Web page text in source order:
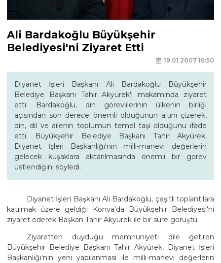
Ali Bardakoğlu Büyükşehir
Belediyesi'ni Ziyaret Etti
19.01.2007 16:50
Diyanet İşleri Başkanı Ali Bardakoğlu Büyükşehir
Belediye Başkanı Tahir Akyürek'i makamında ziyaret
etti. Bardakoğlu, din görevlilerinin ülkenin birliği
açısından son derece önemli olduğunun altını çizerek,
din, dil ve ailenin toplumun temel taşı olduğunu ifade
etti. Büyükşehir Belediye Başkanı Tahir Akyürek,
Diyanet İşleri Başkanlığı'nın milli-manevi değerlerin
gelecek kuşaklara aktarılmasında önemli bir görev
üstlendiğini söyledi.
Diyanet İşleri Başkanı Ali Bardakoğlu, çeşitli toplantılara
katılmak üzere geldiği Konya'da Büyükşehir Belediyesi'ni
ziyaret ederek Başkan Tahir Akyürek ile bir süre görüştü.
Ziyaretten duyduğu memnuniyeti dile getiren
Büyükşehir Belediye Başkanı Tahir Akyürek, Diyanet İşleri
Başkanlığı'nın yeni yapılanması ile milli-manevi değerlerin